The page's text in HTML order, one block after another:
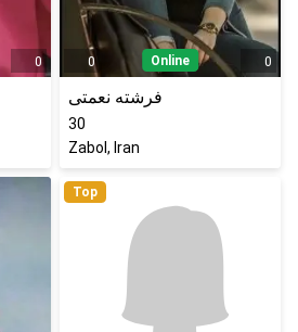
0 0 Online 0
فرشته نعمتی
30
Zabol, Iran
Top